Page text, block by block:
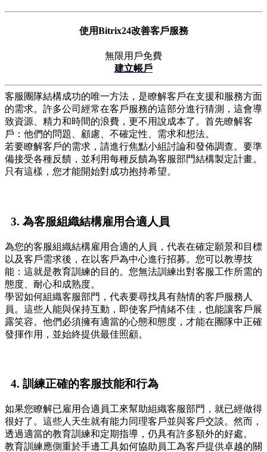
使用Bitrix24改善客戶服務
無限用戶免費
建立帳戶
客服團隊結構成功的唯一方法，是瞭解客戶在支援和服務方面
的需求。許多公司經常在客戶服務的這部分進行猜測，這會導
致資源、精力和時間的浪費，更不用說成本了。首先瞭解客
戶：他們的問題、顧慮、不確定性、需求和想法。
若要瞭解客戶的需求，請進行焦點小組討論和發佈調查。要準
備接受各種反饋，並利用每種反饋為客服部門結構製定計畫。
只有這樣，您才能開始對成功抱持希望。
3. 為客服組織結構雇用合適人員
為您的客服組織結構雇用合適的人員，代表在確定願景和目標
以及客戶需求後，在以客戶為中心進行招募。您可以教導技
能：這就是教育訓練的目的。您無法訓練出對客服工作所需的
態度、耐心和成熟度。
學習如何組織客服部門，代表要尋找具有熱情的客戶服務人
員。這些人能與保持互動，即使客戶情緒不佳，也能讓客戶展
露笑容。他們必須擁有適當的心態和態度，才能在團隊中正確
發揮作用，並始終提供最佳照顧。
4. 訓練正確的客服技能和行為
如果您瞭解已雇用合適員工來幫助組織客服部門，就已經做得
很好了。這些人天生就有能力同理客戶並與客戶交談。然而，
透過適當的教育訓練和定期指導，仍具有許多額外的好處。
教育訓練應側重於手邊工具如何協助員工為客戶提供卓越的關